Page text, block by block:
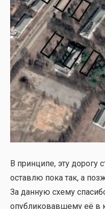
В прин­ци­пе, эту доро­гу
остав­лю пока так, а
За дан­ную схе­му
опуб­ли­ко­вав­ше­му её в